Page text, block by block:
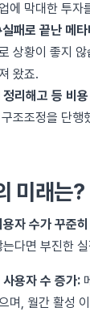
에 막대한 투자
패로 끝난 메
상황이 좋지
왔죠.
리해고 등 비
조조정을 단행
미래는?
용자 수가 꾸준
는다면 부진한
용자 수 증가:
며, 월간 활성